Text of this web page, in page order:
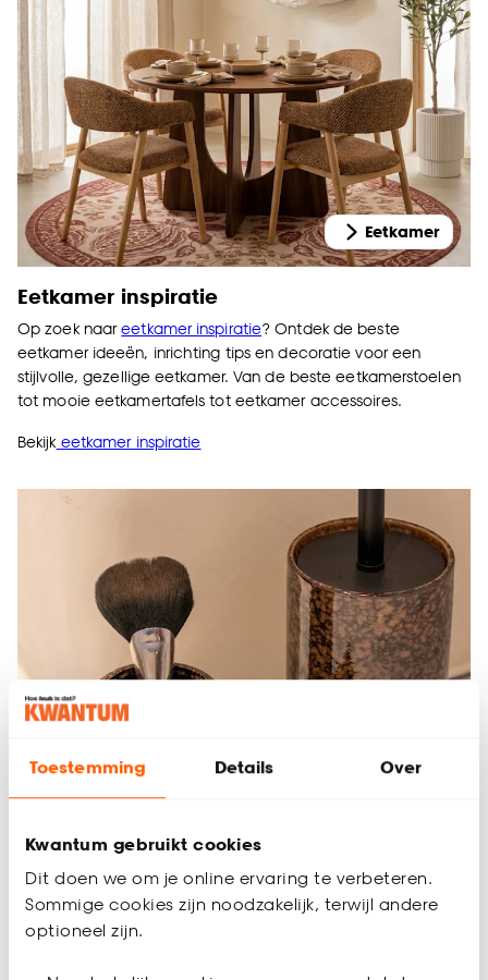
Toestemming Details Over
Kwantum gebruikt cookies
Dit doen we om je online ervaring te verbeteren.
Sommige cookies zijn noodzakelijk, terwijl andere
optioneel zijn.
Eetkamer
Eetkamer inspiratie
Op zoek naareetkamer inspiratie? Ontdek de beste
eetkamer ideeën, inrichting tips en decoratie voor een
stijlvolle, gezellige eetkamer. Van de beste eetkamerstoelen
tot mooie eetkamertafels tot eetkamer accessoires.
Bekijkeetkamer inspiratie
Badkamer
Badkamer inspiratie